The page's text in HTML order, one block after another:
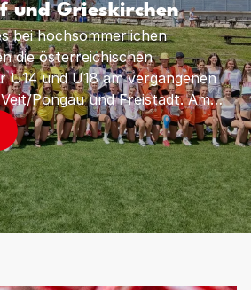
und Grieskirchen
bei hochsommerlichen
die österreichischen
U14 und U18 am vergangenen
Pongau und Freistadt. Am
Böheimkirchen (U14
AG Urfahr (U14 weiblich),
männlich) und der FBV
über die nationalen Titel
MEISTERSCHAFTEN U14 &